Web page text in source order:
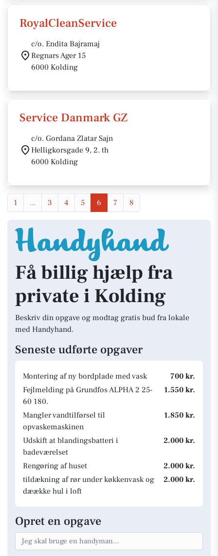
RoyalCleanService
c/o. Endita Bajramaj
Regnars Ager 15
6000 Kolding
Service Danmark GZ
c/o. Gordana Zlatar Sajn
Helligkorsgade 9, 2. th
6000 Kolding
1 ... 3 4 5 6 7 8
Få billig hjælp fra
private i Kolding
Beskriv din opgave og modtag gratis bud fra lokale
med Handyhand.
Seneste udførte opgaver
Montering af ny bordplade med vask
700 kr.
Fejlmelding på Grundfos ALPHA 2 25-
60 180.
1.550 kr.
Mangler vandtilførsel til
opvaskemaskinen
1.850 kr.
Udskift at blandingsbatteri i
badeværelset
2.000 kr.
Rengøring af huset
2.000 kr.
tildækning af rør under køkkenvask og
dæække hul i loft
2.000 kr.
Opret en opgave